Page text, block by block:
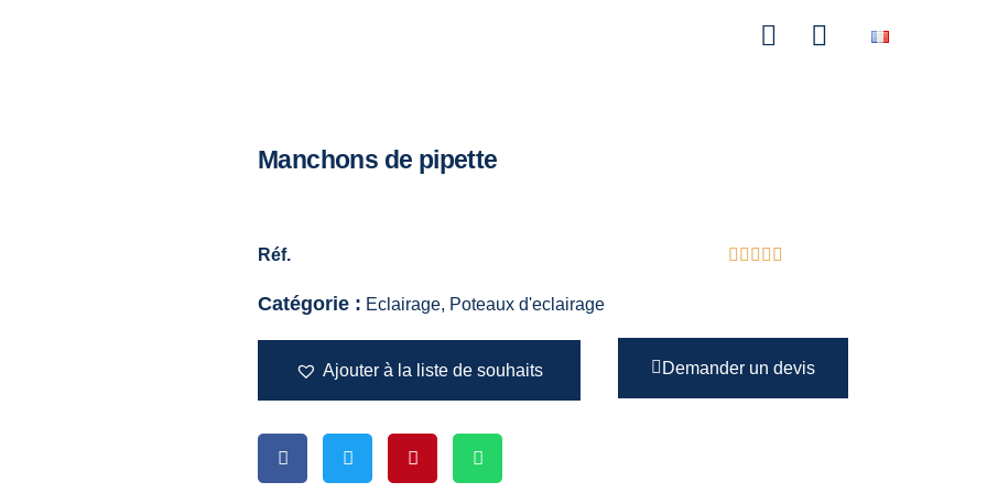
Manchons de pipette
Réf.
Catégorie : Eclairage, Poteaux d'eclairage
Ajouter à la liste de souhaits Demander un devis